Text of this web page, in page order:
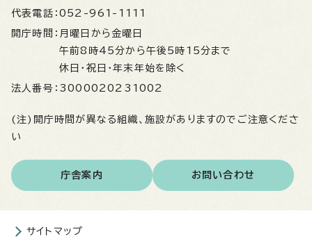
代表電話： 052-961-1111
開庁時間： 月曜日から金曜日
午前8時45分から午後5時15分まで
休日・祝日・年末年始を除く
法人番号： 3000020231002
(注)開庁時間が異なる組織、施設がありますのでご注意くださ
い
庁舎案内 お問い合わせ
サイトマップ